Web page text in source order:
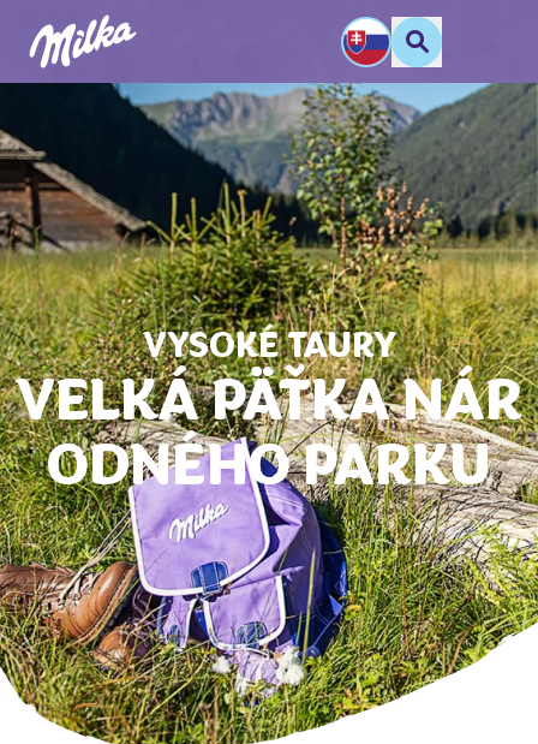
VYSOKÉ TAURY
VEĽKÁ PÄŤKA NÁR
ODNÉHO PARKU